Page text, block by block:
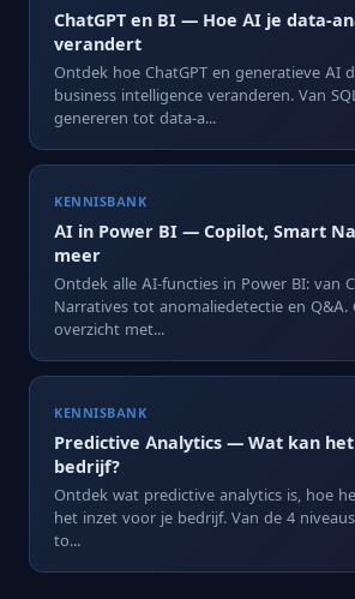
ChatGPT en BI — Hoe AI je data-
verandert
Ontdek hoe ChatGPT en generatieve AI
business intelligence veranderen. Van
genereren tot data-a...
KENNISBANK
AI in Power BI — Copilot, Smart
meer
Ontdek alle AI-functies in Power BI: van
Narratives tot anomaliedetectie en Q&A.
overzicht met...
KENNISBANK
Predictive Analytics — Wat kan
bedrijf?
Ontdek wat predictive analytics is, hoe
het inzet voor je bedrijf. Van de 4
to...